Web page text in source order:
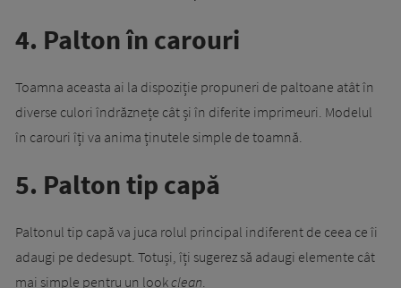
4. Palton în carouri
Toamna aceasta ai la dispoziție propuneri de paltoane atât în
diverse culori îndrăznețe cât și în diferite imprimeuri. Modelul
în carouri îți va anima ținutele simple de toamnă.
5. Palton tip capă
Paltonul tip capă va juca rolul principal indiferent de ceea ce îi
adaugi pe dedesupt. Totuși, îți sugerez să adaugi elemente cât
mai simple pentru un lookclean.